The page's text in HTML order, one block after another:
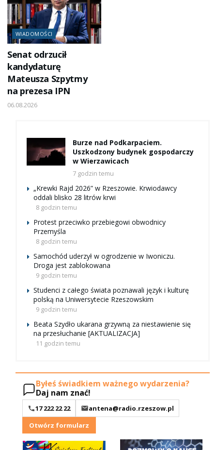
WIADOMOŚCI
Senat odrzucił
kandydaturę
Mateusza Szpytmy
na prezesa IPN
06.08.2026
Burze nad Podkarpaciem.
Uszkodzony budynek gospodarczy
w Wierzawicach
7 godzin temu
„Krewki Rajd 2026” w Rzeszowie. Krwiodawcy
oddali blisko 28 litrów krwi
8 godzin temu
Protest przeciwko przebiegowi obwodnicy
Przemyśla
8 godzin temu
Samochód uderzył w ogrodzenie w Iwoniczu.
Droga jest zablokowana
9 godzin temu
Studenci z całego świata poznawali język i kulturę
polską na Uniwersytecie Rzeszowskim
9 godzin temu
Beata Szydło ukarana grzywną za niestawienie się
na przesłuchanie [AKTUALIZACJA]
11 godzin temu
Byłeś świadkiem ważnego wydarzenia?
Daj nam znać!
17 222 22 22
antena@radio.rzeszow.pl
Otwórz formularz